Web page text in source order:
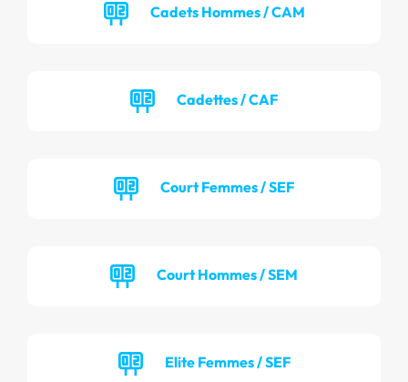
Cadets Hommes / CAM
Cadettes / CAF
Court Femmes / SEF
Court Hommes / SEM
Elite Femmes / SEF